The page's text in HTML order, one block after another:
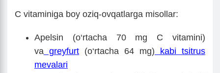
C vitaminiga boy oziq-ovqatlarga misollar:
Apelsin (o‘rtacha 70 mg C vitamini)
va greyfurt (o‘rtacha 64 mg) kabi tsitrus
mevalari